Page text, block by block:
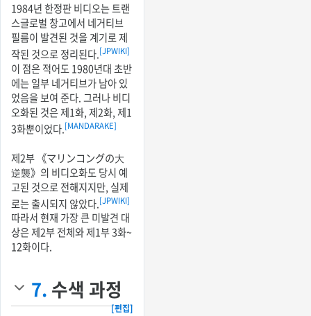
1984년 한정판 비디오는 트랜
스글로벌 창고에서 네거티브
필름이 발견된 것을 계기로 제
작된 것으로 정리된다.[JPWIKI]
이 점은 적어도 1980년대 초반
에는 일부 네거티브가 남아 있
었음을 보여 준다. 그러나 비디
오화된 것은 제1화, 제2화, 제1
3화뿐이었다.[MANDARAKE]
제2부 《マリンコングの大
逆襲》의 비디오화도 당시 예
고된 것으로 전해지지만, 실제
로는 출시되지 않았다.[JPWIKI]
따라서 현재 가장 큰 미발견 대
상은 제2부 전체와 제1부 3화~
12화이다.
7. 수색 과정
[편집]